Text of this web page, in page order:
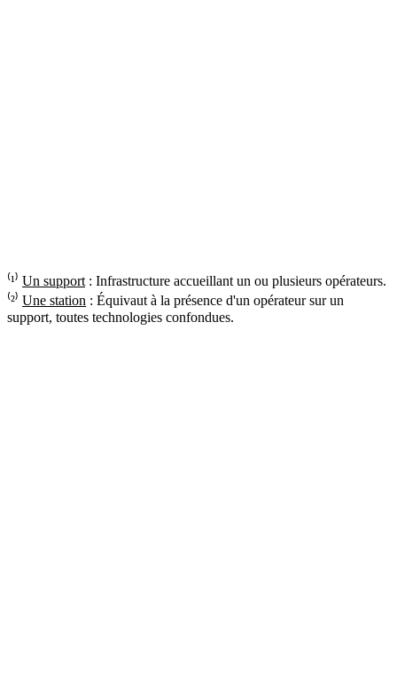
⁽¹⁾ Un support : Infrastructure accueillant un ou plusieurs opérateurs.
⁽²⁾ Une station : Équivaut à la présence d'un opérateur sur un
support, toutes technologies confondues.